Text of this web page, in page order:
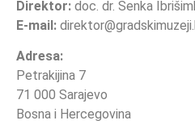
Direktor: doc. dr. Senka
E-mail:
Adresa:
Petrakijina 7
71 000 Sarajevo
Bosna i Hercegovina